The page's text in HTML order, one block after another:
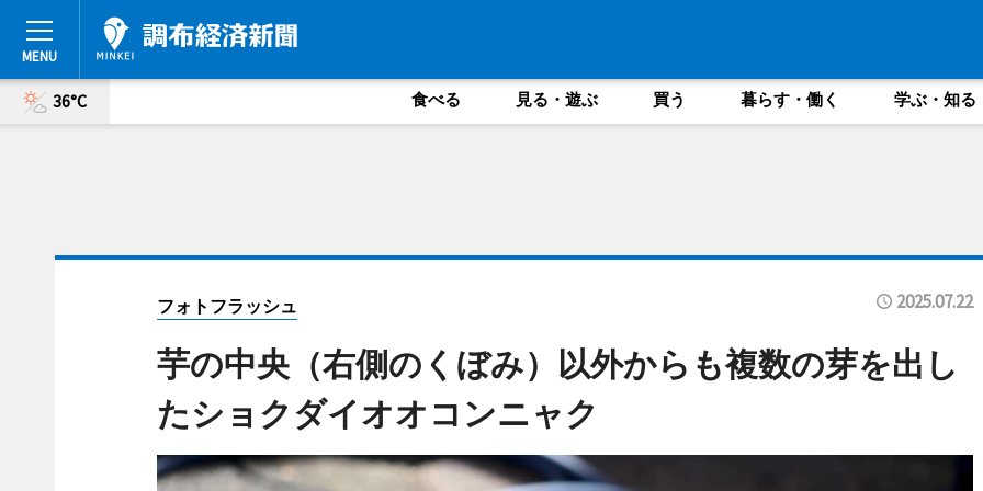
36°C 食べる 見る・遊ぶ 買う 暮らす・働く 学ぶ・知る
フォトフラッシュ 2025.07.22
芋の中央（右側のくぼみ）以外からも複数の芽を出し
たショクダイオオコンニャク